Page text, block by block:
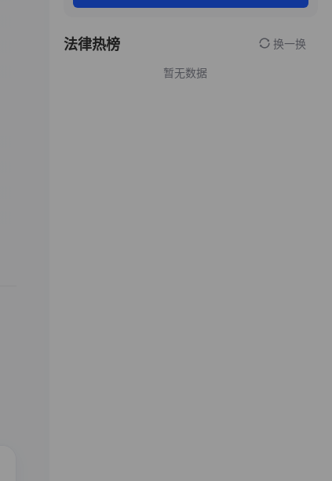
法律热榜 换一换
暂无数据